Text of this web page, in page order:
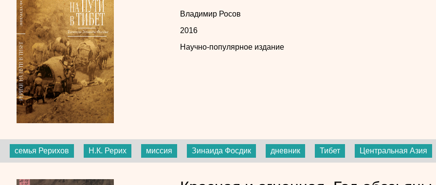
Владимир Росов
2016
Научно-популярное издание
семья Рерихов Н.К. Рерих миссия Зинаида Фосдик дневник Тибет Центральная Азия